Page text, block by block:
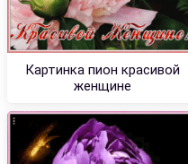
Картинка пион красивой
женщине